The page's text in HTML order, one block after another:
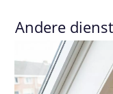
Andere